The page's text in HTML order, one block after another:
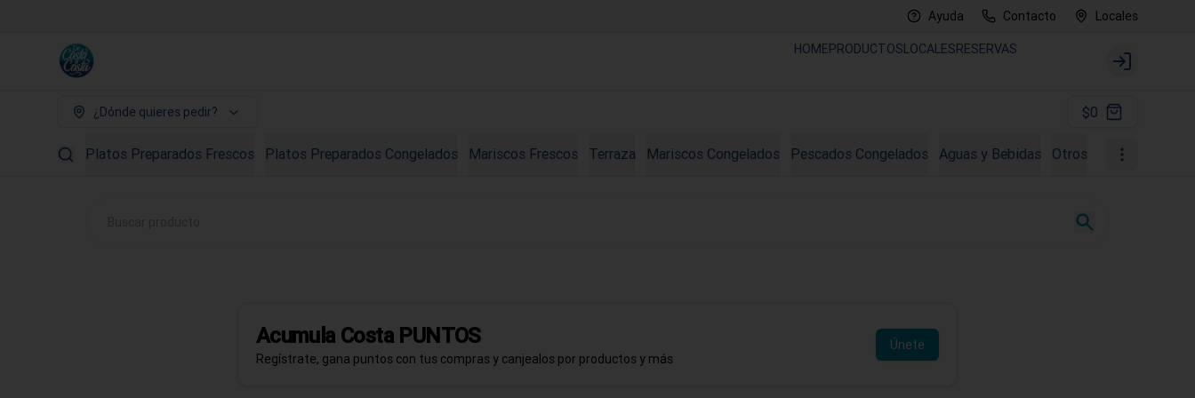
Ayuda Contacto Locales
HOMEPRODUCTOSLOCALESRESERVAS
Login
¿Dónde quieres pedir? $0
Platos Preparados Frescos Platos Preparados Congelados Mariscos Frescos Terraza Mariscos Congelados Pescados Congelados Aguas y Bebidas Otros Comisiones
Acumula Costa PUNTOS
Regístrate, gana puntos con tus compras y canjealos por productos y más
Únete